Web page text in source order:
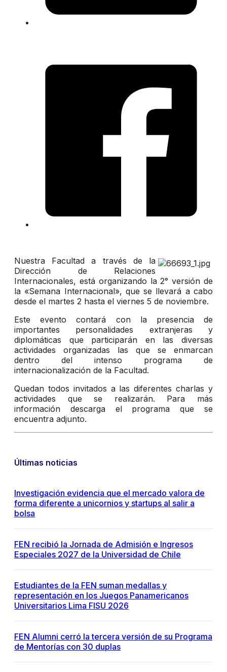
Nuestra Facultad a través de la
Dirección de Relaciones
Internacionales, está organizando la 2° versión de
la «Semana Internacional», que se llevará a cabo
desde el martes 2 hasta el viernes 5 de noviembre.
Este evento contará con la presencia de
importantes personalidades extranjeras y
diplomáticas que participarán en las diversas
actividades organizadas las que se enmarcan
dentro del intenso programa de
internacionalización de la Facultad.
Quedan todos invitados a las diferentes charlas y
actividades que se realizarán. Para más
información descarga el programa que se
encuentra adjunto.
Últimas noticias
Investigación evidencia que el mercado valora de
forma diferente a unicornios y startups al salir a
bolsa
FEN recibió la Jornada de Admisión e Ingresos
Especiales 2027 de la Universidad de Chile
Estudiantes de la FEN suman medallas y
representación en los Juegos Panamericanos
Universitarios Lima FISU 2026
FEN Alumni cerró la tercera versión de su Programa
de Mentorías con 30 duplas